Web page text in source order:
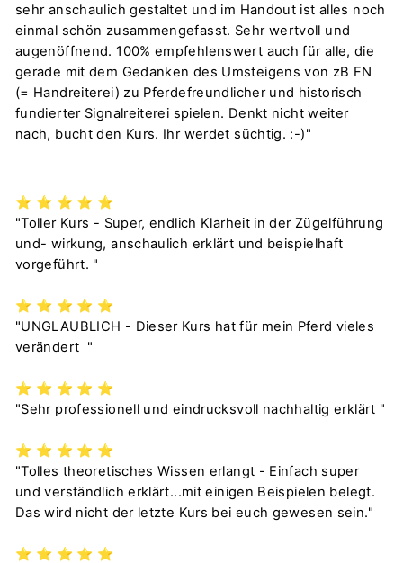
sehr anschaulich gestaltet und im Handout ist alles noch
einmal schön zusammengefasst. Sehr wertvoll und
augenöffnend. 100% empfehlenswert auch für alle, die
gerade mit dem Gedanken des Umsteigens von zB FN
(= Handreiterei) zu Pferdefreundlicher und historisch
fundierter Signalreiterei spielen. Denkt nicht weiter
nach, bucht den Kurs. Ihr werdet süchtig. :-)"
⭐️ ⭐️ ⭐️ ⭐️ ⭐️
"Toller Kurs - Super, endlich Klarheit in der Zügelführung
und- wirkung, anschaulich erklärt und beispielhaft
vorgeführt. "
⭐️ ⭐️ ⭐️ ⭐️ ⭐️
"UNGLAUBLICH - Dieser Kurs hat für mein Pferd vieles
verändert "
⭐️ ⭐️ ⭐️ ⭐️ ⭐️
"Sehr professionell und eindrucksvoll nachhaltig erklärt "
⭐️ ⭐️ ⭐️ ⭐️ ⭐️
"Tolles theoretisches Wissen erlangt - Einfach super
und verständlich erklärt...mit einigen Beispielen belegt.
Das wird nicht der letzte Kurs bei euch gewesen sein."
⭐️ ⭐️ ⭐️ ⭐️ ⭐️